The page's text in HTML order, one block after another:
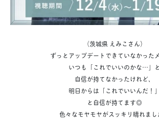
（茨城県 えみこさん）
ずっとアップデートできていなかったメ
いつも「これでいいのかな…」と
自信が持てなかったけれど、
明日からは「これでいいんだ！」
と自信が持てます◎
色々なモヤモヤがスッキリ晴れまし